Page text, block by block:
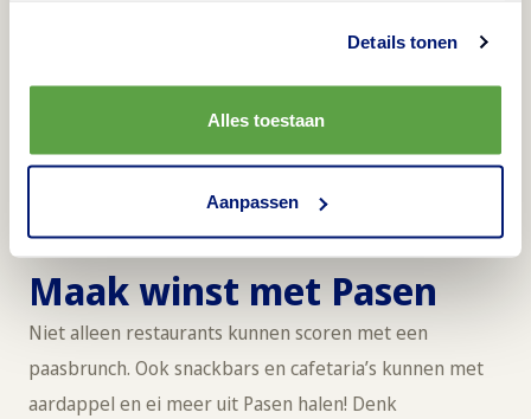
Details tonen
Alles toestaan
Aanpassen
“Paasbrunch Proeverij”. Daarmee stuur je gasten
automatisch richting een hoger bestedingsniveau,
zonder extra complexiteit in de keuken.
Maak winst met Pasen
Niet alleen restaurants kunnen scoren met een
paasbrunch. Ook snackbars en cafetaria’s kunnen met
aardappel en ei meer uit Pasen halen! Denk